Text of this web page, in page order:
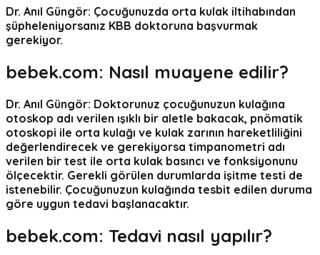
Dr. Anıl Güngör: Çocuğunuzda orta kulak iltihabından
şüpheleniyorsanız KBB doktoruna başvurmak
gerekiyor.
bebek.com: Nasıl muayene edilir?
Dr. Anıl Güngör: Doktorunuz çocuğunuzun kulağına
otoskop adı verilen ışıklı bir aletle bakacak, pnömatik
otoskopi ile orta kulağı ve kulak zarının hareketliliğini
değerlendirecek ve gerekiyorsa timpanometri adı
verilen bir test ile orta kulak basıncı ve fonksiyonunu
ölçecektir. Gerekli görülen durumlarda işitme testi de
istenebilir. Çocuğunuzun kulağında tesbit edilen duruma
göre uygun tedavi başlanacaktır.
bebek.com: Tedavi nasıl yapılır?